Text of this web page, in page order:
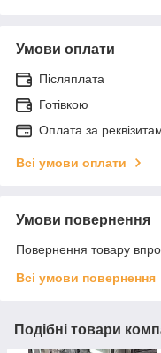
Умови оплати
Післяплата
Готівкою
Оплата за
Всі умови оплати
Умови повернення
Повернення товару
Всі умови повернення
Подібні товари